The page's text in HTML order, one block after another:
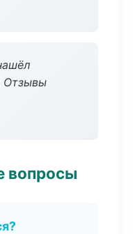
Отзывы
вопросы